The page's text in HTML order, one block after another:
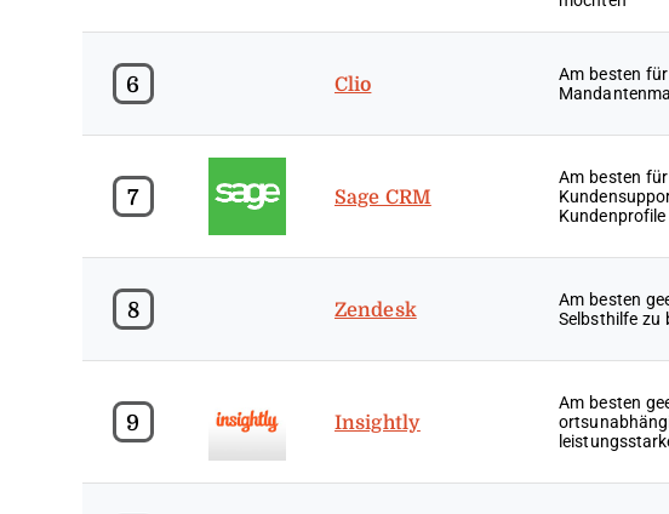
6 Clio
Am besten
7 Sage CRM
Am besten
Kundenprofile
8 Zendesk
Am besten
Selbsthilfe zu
9 Insightly
Am besten